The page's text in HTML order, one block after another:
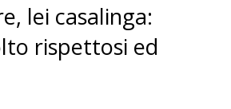
lei casalinga:
rispettosi ed